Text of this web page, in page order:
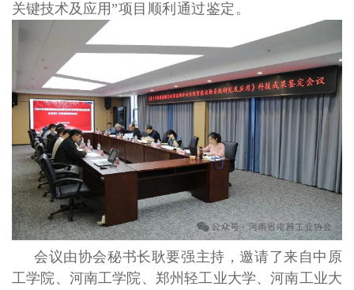
关键技术及应用”项目顺利通过鉴定 。
会议由协会秘书长耿要强主持，邀请了来自 中原
工学院 、 河南工学院、郑州轻工业大学、河南工业大